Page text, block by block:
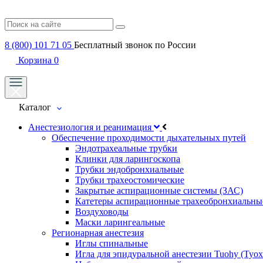
8 (800) 101 71 05 Бесплатный звонок по России
Корзина 0
Каталог
Анестезиология и реанимация
Обеспечение проходимости дыхательных путей
Эндотрахеальные трубки
Клинки для ларингоскопа
Трубки эндобронхиальные
Трубки трахеостомические
Закрытые аспирационные системы (ЗАС)
Катетеры аспирационные
Воздуховоды
Маски ларингеальные
Регионарная анестезия
Иглы спинальные
Игла для эпидуральной анестезии Tuohy